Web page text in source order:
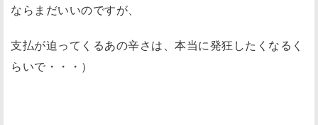
ならまだいいのですが、
支払が迫ってくるあの辛さは、本当に発狂したくなるく
らいで・・・）